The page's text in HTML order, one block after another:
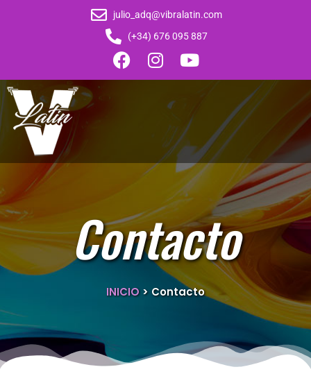
julio_adq@vibralatin.com
(+34) 676 095 887
Contacto
INICIO> Contacto